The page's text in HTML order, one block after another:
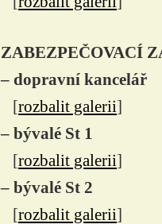
ZABEZPEČOVACÍ
– dopravní kancelář
[rozbalit galerii]
– bývalé St 1
[rozbalit galerii]
– bývalé St 2
[rozbalit galerii]